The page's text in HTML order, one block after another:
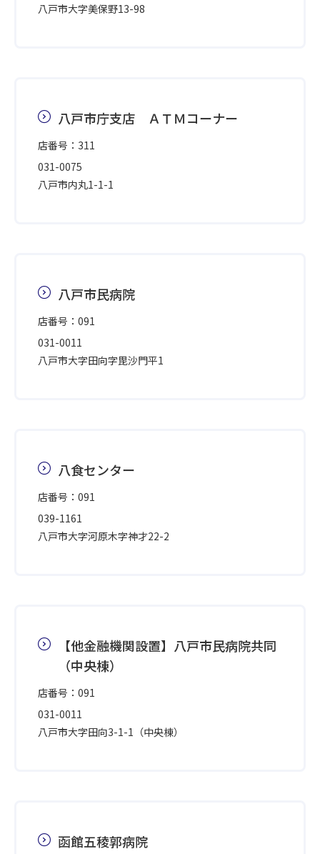
八戸市大字美保野13-98
八戸市庁支店 ＡＴＭコーナー
店番号：311
031-0075
八戸市内丸1-1-1
八戸市民病院
店番号：091
031-0011
八戸市大字田向字毘沙門平1
八食センター
店番号：091
039-1161
八戸市大字河原木字神才22-2
【他金融機関設置】八戸市民病院共同
（中央棟）
店番号：091
031-0011
八戸市大字田向3-1-1（中央棟）
函館五稜郭病院